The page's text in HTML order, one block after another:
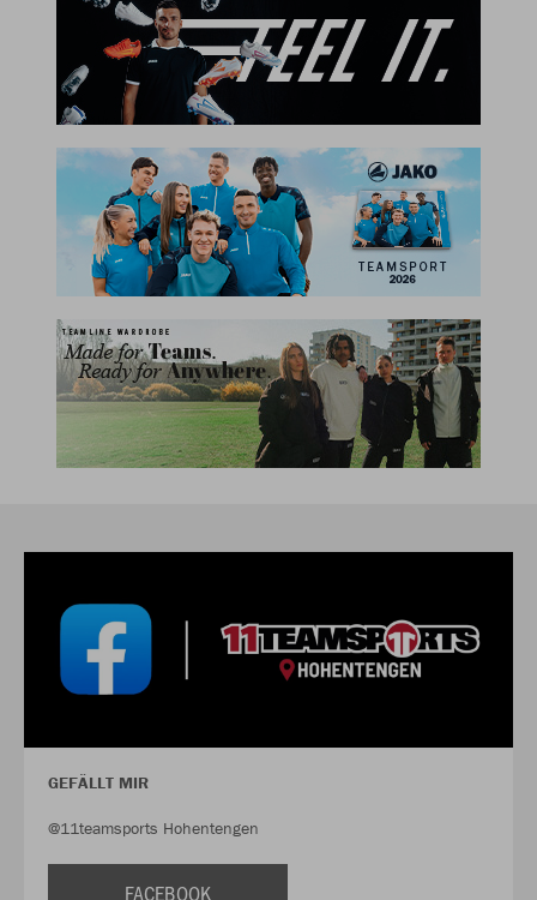
GEFÄLLT MIR
@11teamsports Hohentengen
FACEBOOK